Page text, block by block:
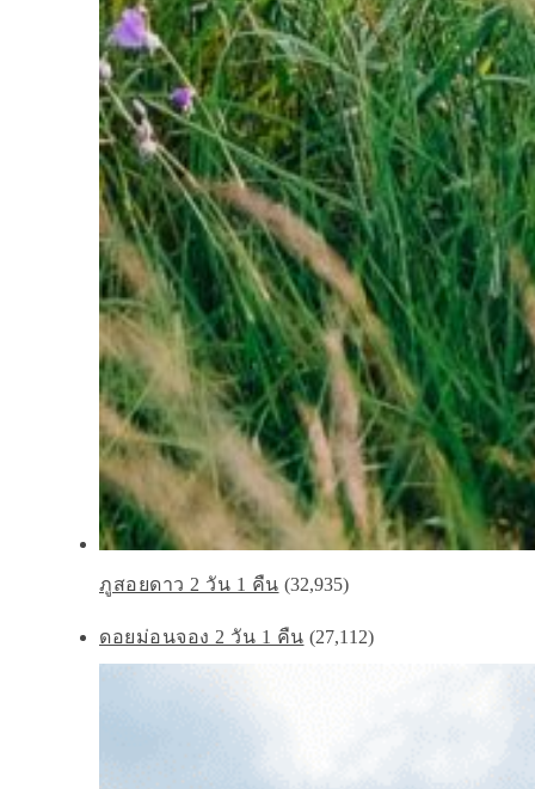
ภูสอยดาว 2 วัน 1 คืน (32,935)
ดอยม่อนจอง 2 วัน 1 คืน (27,112)